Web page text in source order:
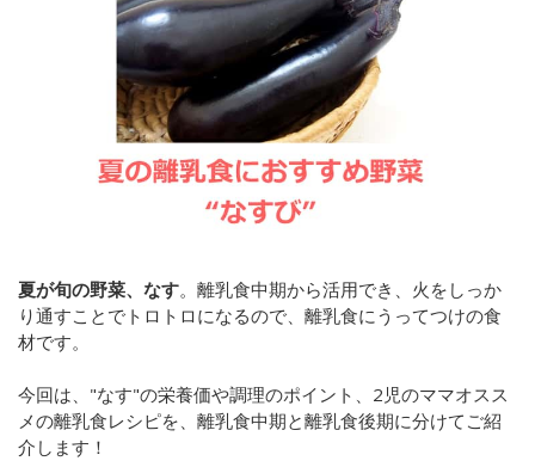
夏が旬の野菜、なす。離乳食中期から活用でき、火をしっか
り通すことでトロトロになるので、離乳食にうってつけの食
材です。
今回は、"なす"の栄養価や調理のポイント、2児のママオスス
メの離乳食レシピを、 離乳食中期と離乳食後期に分けてご紹
介します！